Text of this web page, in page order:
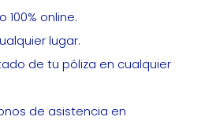
online.
lugar.
de tu póliza en cualquier
de asistencia en